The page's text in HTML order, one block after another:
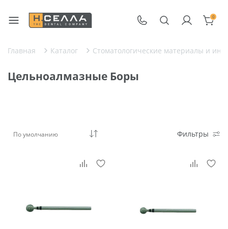
0
Главная Каталог Стоматологические материалы и
Цельноалмазные Боры
Фильтры